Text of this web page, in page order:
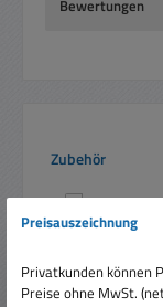
Bewertungen
Produktgalerie
Zubehör
Preisauszeichnung
Privatkunden können
Preise ohne MwSt.